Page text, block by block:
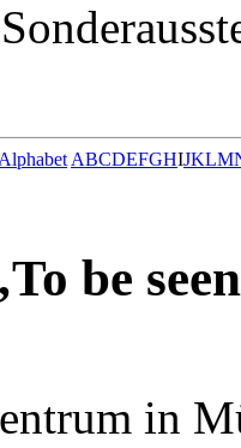
ABCDEFGHIJKLM
be
in